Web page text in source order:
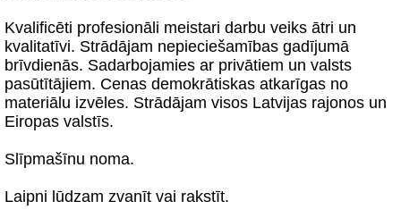
Kvalificēti profesionāli meistari darbu veiks ātri un
kvalitatīvi. Strādājam nepieciešamības gadījumā
brīvdienās. Sadarbojamies ar privātiem un valsts
pasūtītājiem. Cenas demokrātiskas atkarīgas no
materiālu izvēles. Strādājam visos Latvijas rajonos un
Eiropas valstīs.
Slīpmašīnu noma.
Laipni lūdzam zvanīt vai rakstīt.